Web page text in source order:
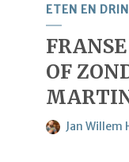
ETEN EN
OF
MARTIN
Jan Willem